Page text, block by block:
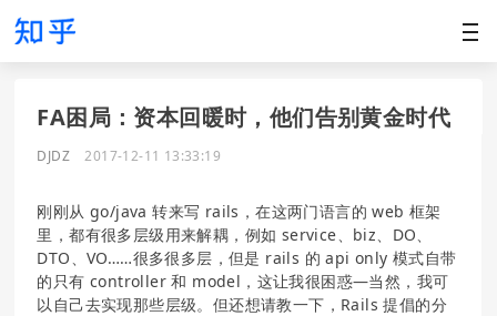
FA困局：资本回暖时，他们告别黄金时代
DJDZ 2017-12-11 13:33:19
刚刚从 go/java 转来写 rails，在这两门语言的 web 框架
里，都有很多层级用来解耦，例如 service、biz、DO、
DTO、VO……很多很多层，但是 rails 的 api only 模式自带
的只有 controller 和 model，这让我很困惑—当然，我可
以自己去实现那些层级。但还想请教一下，Rails 提倡的分